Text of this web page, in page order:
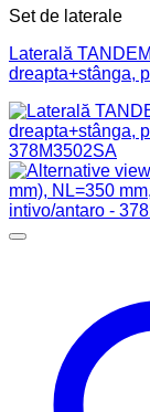
Set de laterale
Laterală
dreapta+stânga,